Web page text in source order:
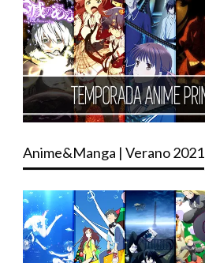
Anime&Manga | Verano 2021